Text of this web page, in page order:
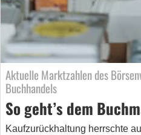
Aktuelle Marktzahlen des
Buchhandels
So geht’s dem
Kaufzurückhaltung herrschte